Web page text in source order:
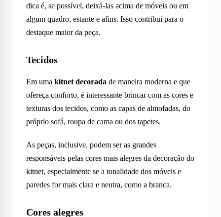
dica é, se possível, deixá-las acima de móveis ou em
algum quadro, estante e afins. Isso contribui para o
destaque maior da peça.
Tecidos
Em uma kitnet decorada de maneira moderna e que
ofereça conforto, é interessante brincar com as cores e
texturas dos tecidos, como as capas de almofadas, do
próprio sofá, roupa de cama ou dos tapetes.
As peças, inclusive, podem ser as grandes
responsáveis pelas cores mais alegres da decoração do
kitnet, especialmente se a tonalidade dos móveis e
paredes for mais clara e neutra, como a branca.
Cores alegres